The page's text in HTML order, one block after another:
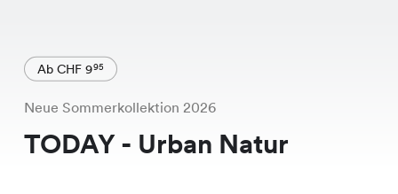
Ab CHF 995
Neue Sommerkollektion 2026
TODAY - Urban Natur